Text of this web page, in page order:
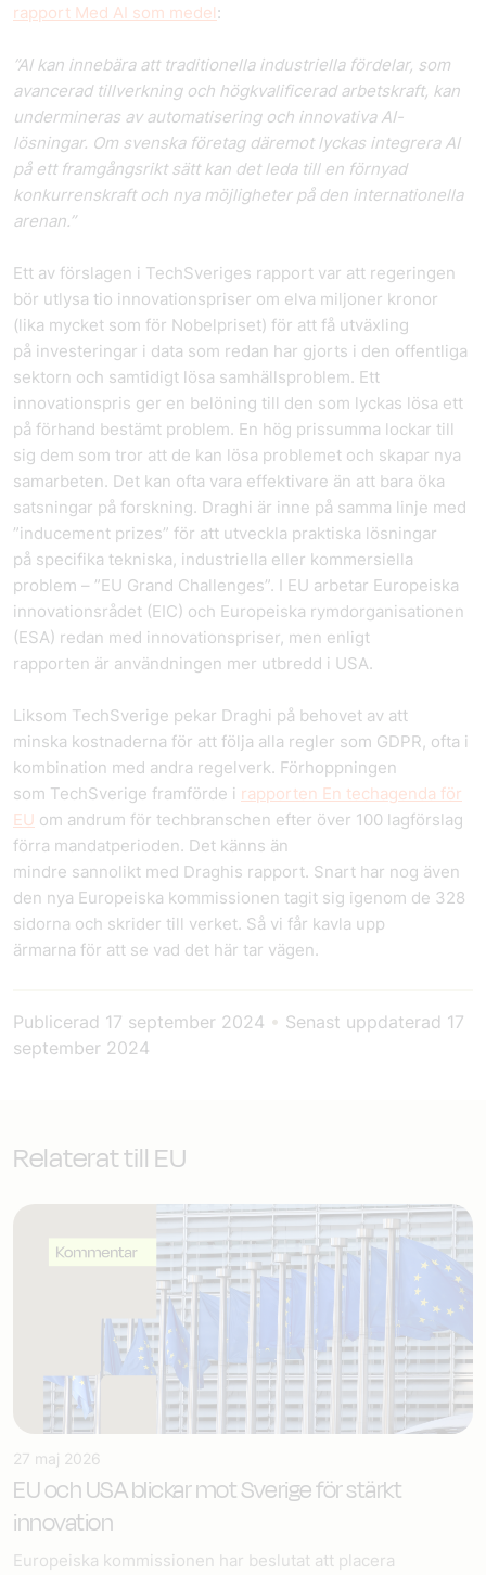
rapport Med AI som medel:
”AI kan innebära att traditionella industriella fördelar, som
avancerad tillverkning och högkvalificerad arbetskraft, kan
undermineras av automatisering och innovativa AI-
lösningar. Om svenska företag däremot lyckas integrera AI
på ett framgångsrikt sätt kan det leda till en förnyad
konkurrenskraft och nya möjligheter på den internationella
arenan.”
Ett av förslagen i TechSveriges rapport var att regeringen
bör utlysa tio innovationspriser om elva miljoner kronor
(lika mycket som för Nobelpriset) för att få utväxling
på investeringar i data som redan har gjorts i den offentliga
sektorn och samtidigt lösa samhällsproblem. Ett
innovationspris ger en belöning till den som lyckas lösa ett
på förhand bestämt problem. En hög prissumma lockar till
sig dem som tror att de kan lösa problemet och skapar nya
samarbeten. Det kan ofta vara effektivare än att bara öka
satsningar på forskning. Draghi är inne på samma linje med
”inducement prizes” för att utveckla praktiska lösningar
på specifika tekniska, industriella eller kommersiella
problem – ”EU Grand Challenges”. I EU arbetar Europeiska
innovationsrådet (EIC) och Europeiska rymdorganisationen
(ESA) redan med innovationspriser, men enligt
rapporten är användningen mer utbredd i USA.
Liksom TechSverige pekar Draghi på behovet av att
minska kostnaderna för att följa alla regler som GDPR, ofta i
kombination med andra regelverk. Förhoppningen
som TechSverige framförde i rapporten En techagenda för
EU om andrum för techbranschen efter över 100 lagförslag
förra mandatperioden. Det känns än
mindre sannolikt med Draghis rapport. Snart har nog även
den nya Europeiska kommissionen tagit sig igenom de 328
sidorna och skrider till verket. Så vi får kavla upp
ärmarna för att se vad det här tar vägen.
Publicerad 17 september 2024 • Senast uppdaterad 17
september 2024
Relaterat till EU
27 maj 2026
EU och USA blickar mot Sverige för stärkt
innovation
Europeiska kommissionen har beslutat att placera